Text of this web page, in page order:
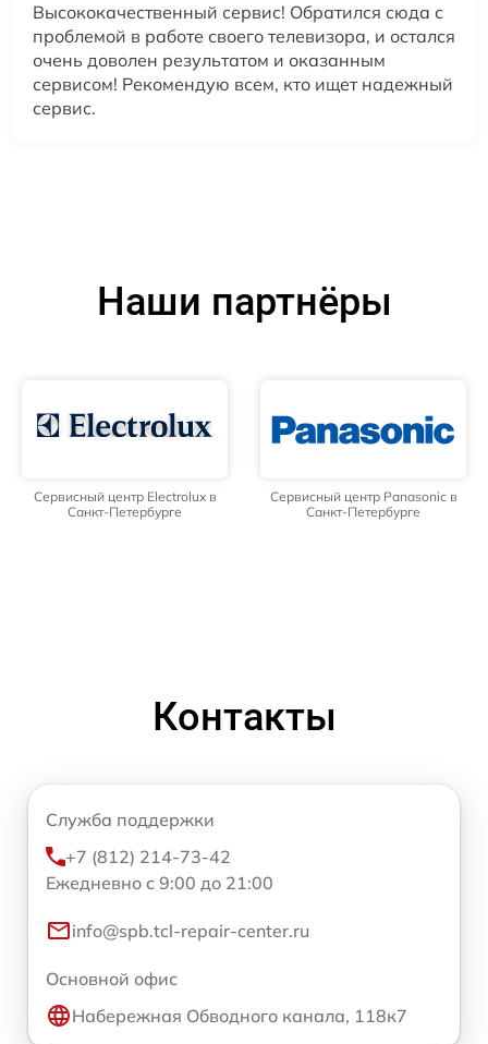
Высококачественный сервис! Обратился сюда с
проблемой в работе своего телевизора, и остался
очень доволен результатом и оказанным
сервисом! Рекомендую всем, кто ищет надежный
сервис.
Наши партнёры
Сервисный центр Electrolux в
Санкт-Петербурге
Сервисный центр Panasonic в
Санкт-Петербурге
Контакты
Служба поддержки
+7 (812) 214-73-42
Ежедневно с 9:00 до 21:00
info@spb.tcl-repair-center.ru
Основной офис
Набережная Обводного канала, 118к7